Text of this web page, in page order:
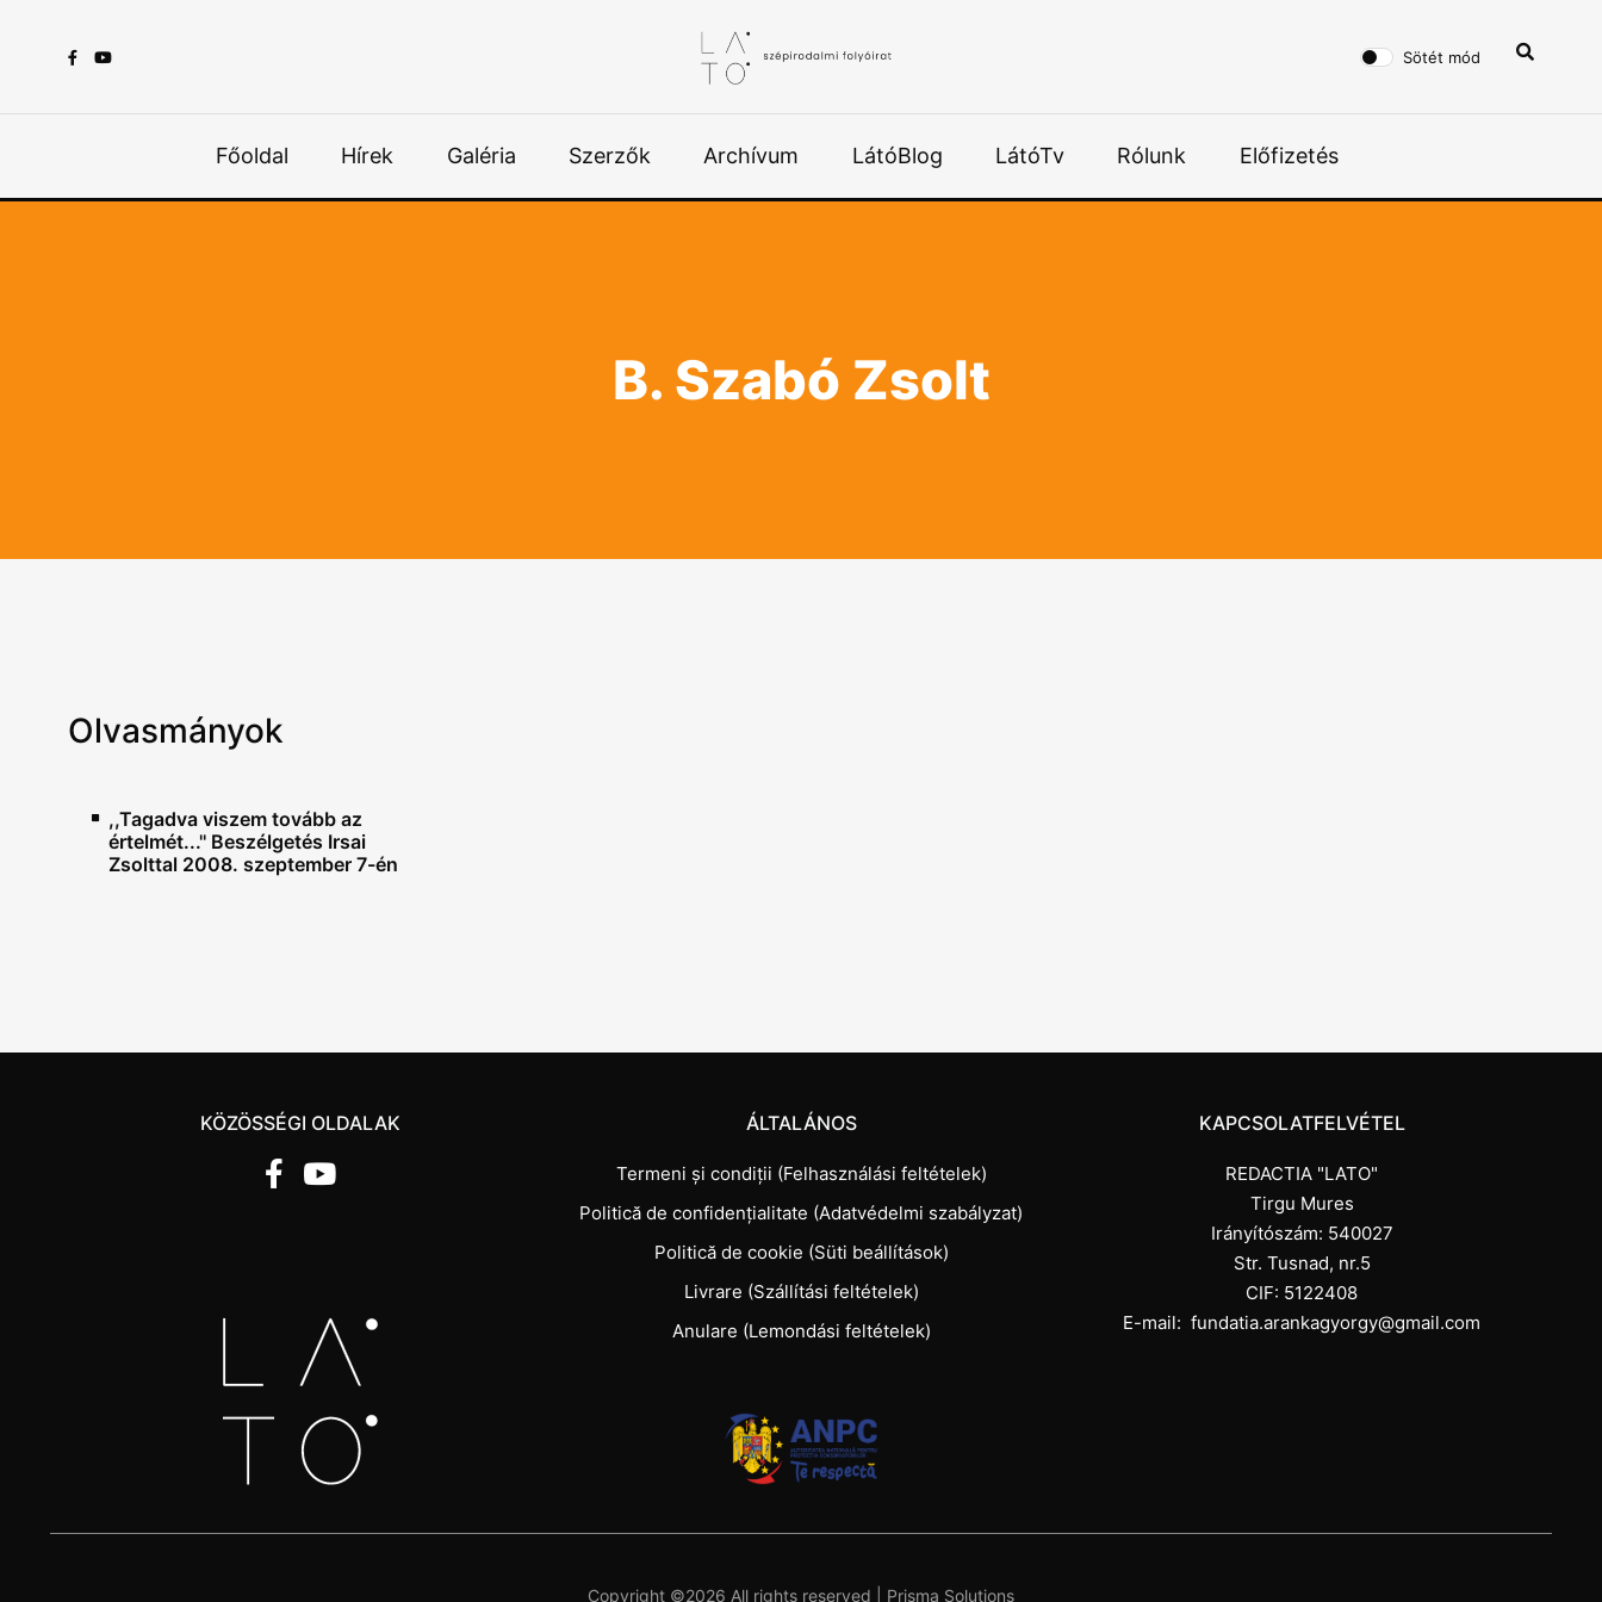
Sötét mód
Főoldal Hírek Galéria Szerzők Archívum LátóBlog LátóTv Rólunk Előfizetés
B. Szabó Zsolt
Olvasmányok
,,Tagadva viszem tovább az
értelmét...'' Beszélgetés Irsai
Zsolttal 2008. szeptember 7-én
KÖZÖSSÉGI OLDALAK ÁLTALÁNOS
Termeni și condiții (Felhasználási feltételek)
Politică de confidențialitate (Adatvédelmi szabályzat)
Politică de cookie (Süti beállítások)
Livrare (Szállítási feltételek)
Anulare (Lemondási feltételek)
KAPCSOLATFELVÉTEL
REDACTIA "LATO"
Tirgu Mures
Irányítószám: 540027
Str. Tusnad, nr.5
CIF: 5122408
E-mail: fundatia.arankagyorgy@gmail.com
Copyright ©2026 All rights reserved | Prisma Solutions